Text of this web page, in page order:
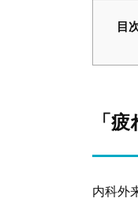
目
「
内科外